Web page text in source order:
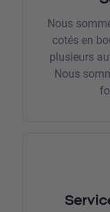
Nous
cotés en
plusieurs
Nous